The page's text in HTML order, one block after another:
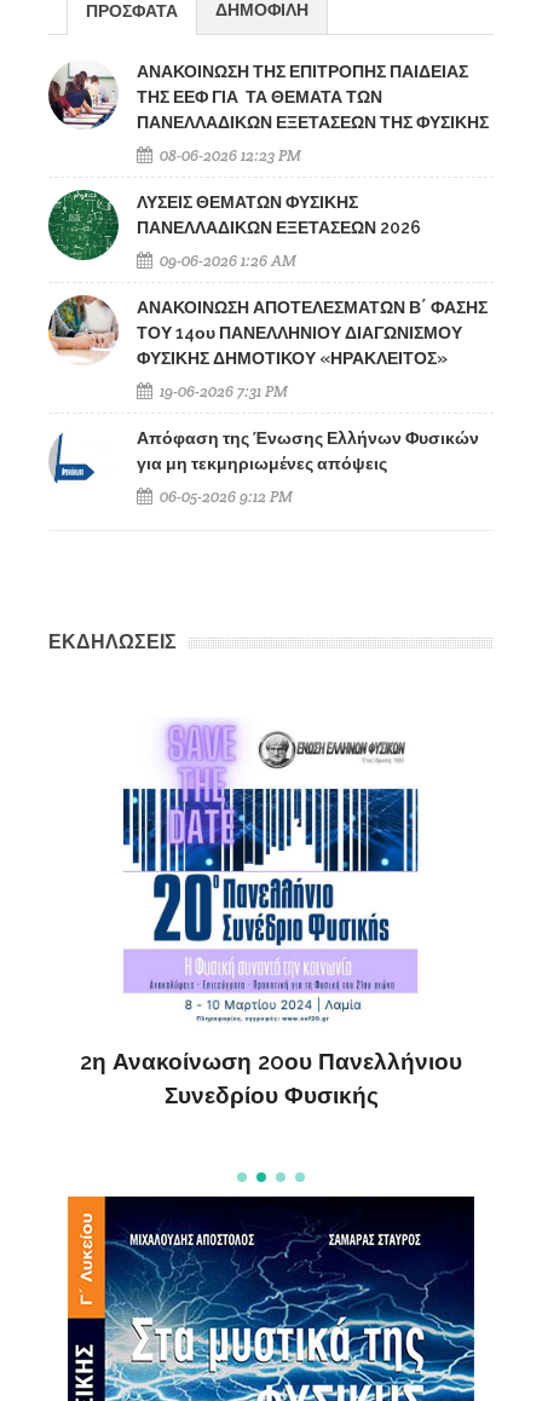
ΠΡΟΣΦΑΤΑ ΔΗΜΟΦΙΛΗ
ΑΝΑΚΟΙΝΩΣΗ ΤΗΣ ΕΠΙΤΡΟΠΗΣ ΠΑΙΔΕΙΑΣ
ΤΗΣ ΕΕΦ ΓΙΑ ΤΑ ΘΕΜΑΤΑ ΤΩΝ
ΠΑΝΕΛΛΑΔΙΚΩΝ ΕΞΕΤΑΣΕΩΝ ΤΗΣ ΦΥΣΙΚΗΣ
08-06-2026 12:23 PM
ΛΥΣΕΙΣ ΘΕΜΑΤΩΝ ΦΥΣΙΚΗΣ
ΠΑΝΕΛΛΑΔΙΚΩΝ ΕΞΕΤΑΣΕΩΝ 2026
09-06-2026 1:26 AM
ΑΝΑΚΟΙΝΩΣΗ ΑΠΟΤΕΛΕΣΜΑΤΩΝ Β΄ ΦΑΣΗΣ
ΤΟΥ 14ου ΠΑΝΕΛΛΗΝΙΟΥ ΔΙΑΓΩΝΙΣΜΟΥ
ΦΥΣΙΚΗΣ ΔΗΜΟΤΙΚΟΥ «ΗΡΑΚΛΕΙΤΟΣ»
19-06-2026 7:31 PM
Απόφαση της Ένωσης Ελλήνων Φυσικών
για μη τεκμηριωμένες απόψεις
06-05-2026 9:12 PM
ΕΚΔΗΛΩΣΕΙΣ
2η Ανακοίνωση 20ου Πανελλήνιου
Συνεδρίου Φυσικής